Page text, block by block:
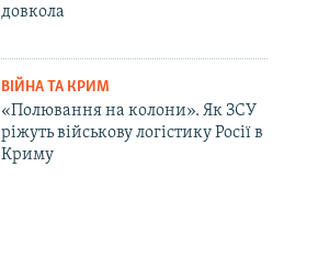
довкола
ВІЙНА ТА КРИМ
«Полювання на колони». Як ЗСУ
ріжуть військову логістику Росії в
Криму